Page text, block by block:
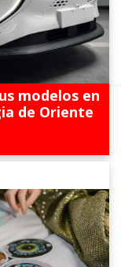
modelos en
de Oriente